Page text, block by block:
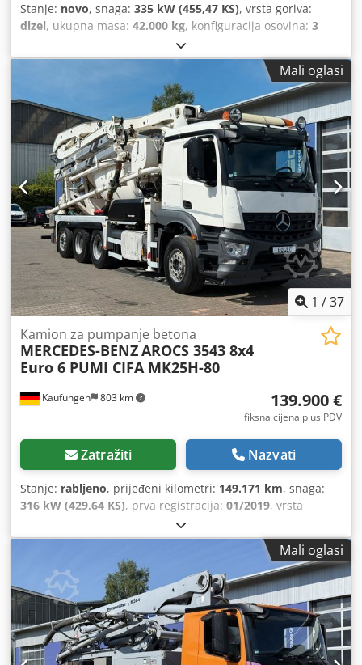
Stanje: novo, snaga: 335 kW (455,47 KS), vrsta goriva:
dizel, ukupna masa: 42.000 kg, konfiguracija osovina: 3
, sljedeći pregled (TÜV):
prijenosa:automatski, emisijska klasa:Euro 6, Godina
Mali oglasi
1 /37
Kaufungen 803 km
Kamion za pumpanje betona
MERCEDES-BENZAROCS 3543 8x4
Euro 6 PUMI CIFA MK25H-80
139.900 €
fiksna cijena plus PDV
Zatražiti Nazvati
Stanje: rabljeno, prijeđeni kilometri: 149.171 km, snaga:
316 kW (429,64 KS), prva registracija: 01/2019, vrsta
35.000 kg
osovina:3 osovine, sljedeći pregled (TÜV):08/2028, boja:
, vrsta prijenosa: , emisijska klasa:Euro 6,
Godina proizvodnje:2018 , Oprema:ABS, klima uređaj,
Mali oglasi